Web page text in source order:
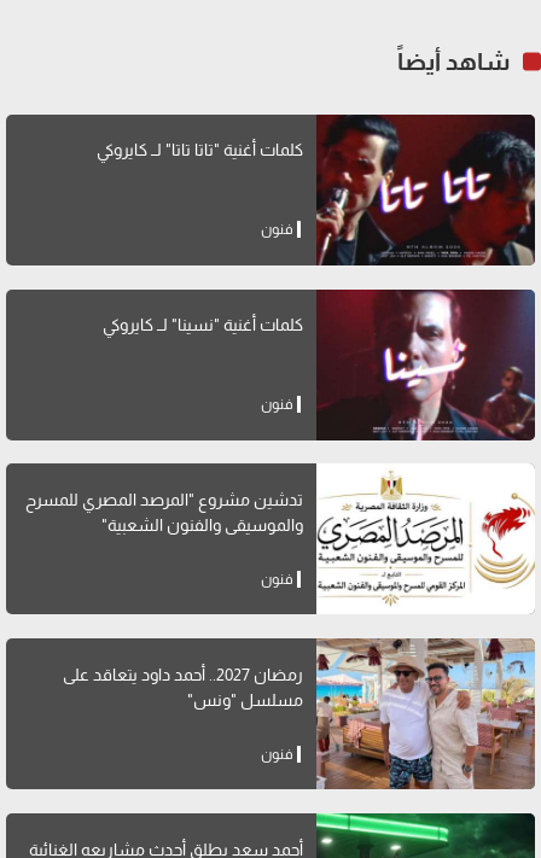
شاهد أيضاً
كلمات أغنية "تاتا تاتا" لــ كايروكي
فنون
كلمات أغنية "نسينا" لــ كايروكي
فنون
تدشين مشروع "المرصد المصري للمسرح
والموسيقى والفنون الشعبية"
فنون
رمضان 2027.. أحمد داود يتعاقد على
مسلسل "ونس"
فنون
أحمد سعد يطلق أحدث مشاريعه الغنائية